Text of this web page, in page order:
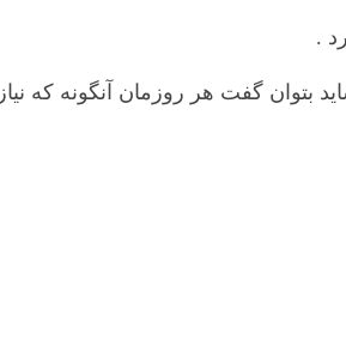
.
بتوان گفت هر روزمان آنگونه که